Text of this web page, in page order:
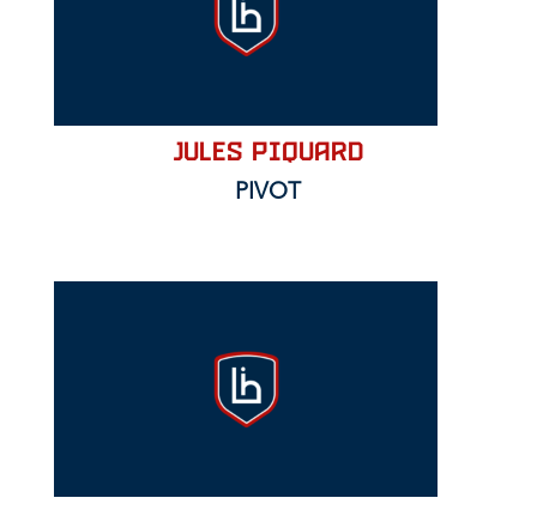
JULES PIQUARD
PIVOT